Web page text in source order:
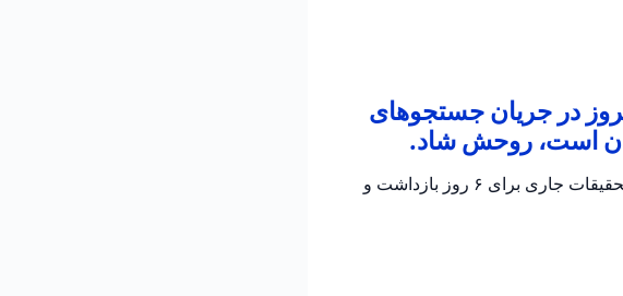
در جریان جستجوهای
است، روحش شاد.
پلیس اسرائیل تأیید کرد که جسد الدار دایان پیدا شده است؛ دو مظنون در تحقیقات جاری برای ۶ روز بازداشت و